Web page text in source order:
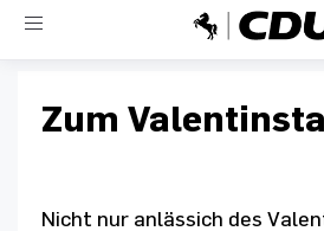
Toggle
Zum
Nicht nur anlässich des